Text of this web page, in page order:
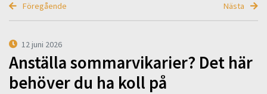
Föregående Nästa
12 juni 2026
Anställa sommarvikarier? Det här
behöver du ha koll på